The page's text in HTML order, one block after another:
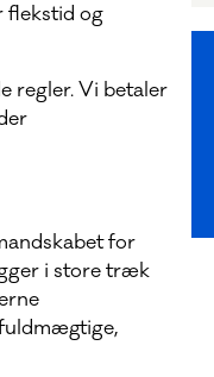
flekstid og
regler. Vi betaler
for
i store træk